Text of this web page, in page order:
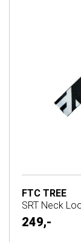
FTC TREE
SRT Neck
249,-